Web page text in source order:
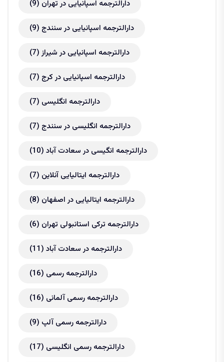
دارالترجمه اسپانیایی در تهران (9)
دارالترجمه اسپانیایی در سنندج (9)
دارالترجمه اسپانیایی در شیراز(7)
دارالترجمه اسپانیایی در کرج (7)
دارالترجمه انگلیسی (7)
دارالترجمه انگلیسی در سنندج (7)
دارالترجمه انگیسی در سعادت آباد (10)
دارالترجمه ایتالیایی آنلاین (7)
دارالترجمه ایتالیایی در اصفهان (8)
دارالترجمه ترکی استانبولی تهران (6)
دارالترجمه در سعادت آباد (11)
دارالترجمه رسمی (16)
دارالترجمه رسمی آلمانی (16)
دارالترجمه رسمی آلپ (9)
دارالترجمه رسمی انگلیسی (17)